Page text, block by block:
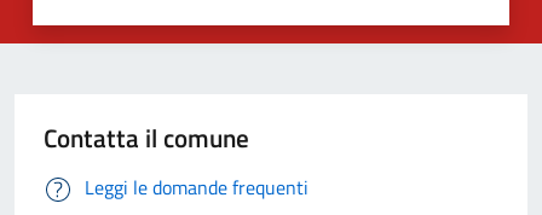
Contatta il comune
Leggi le domande frequenti